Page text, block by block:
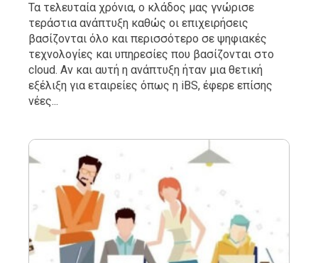
Τα τελευταία χρόνια, ο κλάδος μας γνώρισε
τεράστια ανάπτυξη καθώς οι επιχειρήσεις
βασίζονται όλο και περισσότερο σε ψηφιακές
τεχνολογίες και υπηρεσίες που βασίζονται στο
cloud. Αν και αυτή η ανάπτυξη ήταν μια θετική
εξέλιξη για εταιρείες όπως η iBS, έφερε επίσης
νέες...